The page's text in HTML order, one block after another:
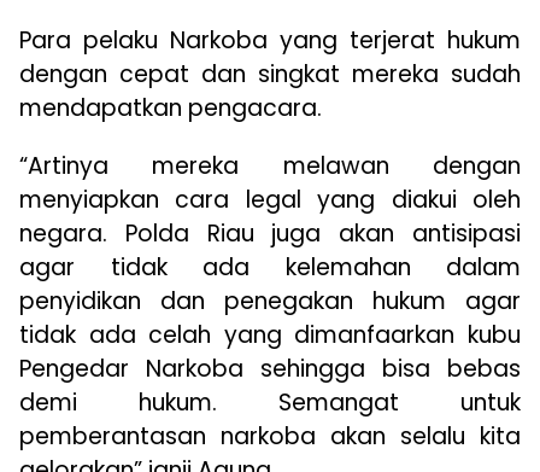
Para pelaku Narkoba yang terjerat hukum
dengan cepat dan singkat mereka sudah
mendapatkan pengacara.
“Artinya mereka melawan dengan
menyiapkan cara legal yang diakui oleh
negara. Polda Riau juga akan antisipasi
agar tidak ada kelemahan dalam
penyidikan dan penegakan hukum agar
tidak ada celah yang dimanfaarkan kubu
Pengedar Narkoba sehingga bisa bebas
demi hukum. Semangat untuk
pemberantasan narkoba akan selalu kita